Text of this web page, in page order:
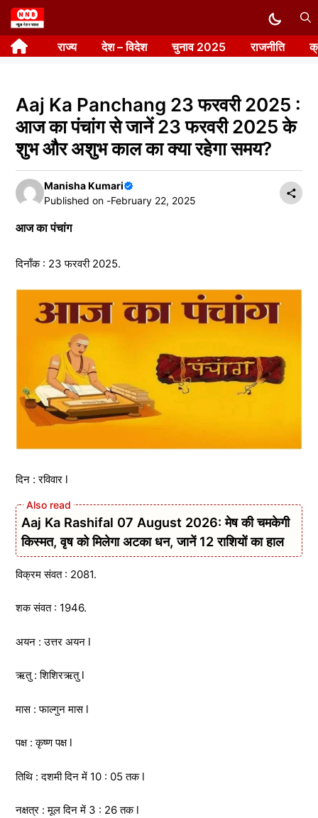
Skip
to
content राज्य देश – विदेश चुनाव 2025 राजनीति
Aaj Ka Panchang 23 फरवरी 2025 :
आज का पंचांग से जानें 23 फरवरी 2025 के
शुभ और अशुभ काल का क्या रहेगा समय?
Manisha Kumari
Published on -February 22, 2025
आज का पंचांग
दिनाँक : 23 फरवरी 2025.
दिन : रविवार l
Aaj Ka Rashifal 07 August 2026: मेष की चमकेगी
किस्मत, वृष को मिलेगा अटका धन, जानें 12 राशियों का हाल
विक्रम संवत : 2081.
शक संवत : 1946.
अयन : उत्तर अयन l
ऋतु : शिशिरऋतु l
मास : फाल्गुन मास l
पक्ष : कृष्ण पक्ष l
तिथि : दशमी दिन में 10 : 05 तक l
नक्षत्र : मूल दिन में 3 : 26 तक l